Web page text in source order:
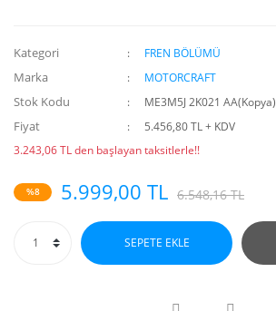
Kategori FREN BÖLÜMÜ
Marka MOTORCRAFT
Stok Kodu ME3M5J 2K021 AA(Kopya)
Fiyat
5.456,80 TL + KDV
3.243,06 TL den başlayan taksitlerle!!
%8 5.999,00 TL 6.548,16 TL
SEPETE EKLE